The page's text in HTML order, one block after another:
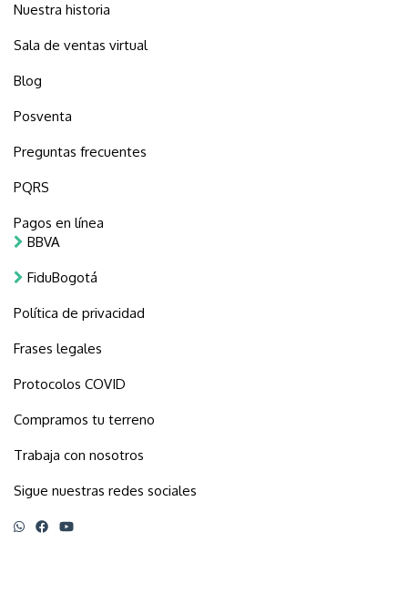
Nuestra historia
Sala de ventas virtual
Blog
Posventa
Preguntas frecuentes
PQRS
Pagos en línea
BBVA
FiduBogotá
Política de privacidad
Frases legales
Protocolos COVID
Compramos tu terreno
Trabaja con nosotros
Sigue nuestras redes sociales